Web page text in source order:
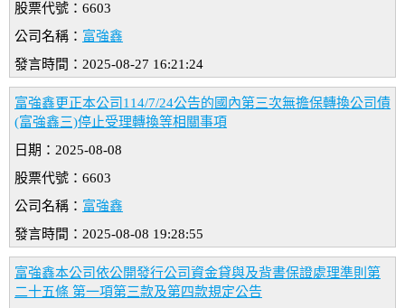
股票代號：6603
公司名稱： 富強鑫
發言時間：2025-08-27 16:21:24
富強鑫更正本公司114/7/24公告的國內第三次無擔保轉換公司債
(富強鑫三)停止受理轉換等相關事項
日期：2025-08-08
股票代號：6603
公司名稱： 富強鑫
發言時間：2025-08-08 19:28:55
富強鑫本公司依公開發行公司資金貸與及背書保證處理準則第
二十五條 第一項第三款及第四款規定公告